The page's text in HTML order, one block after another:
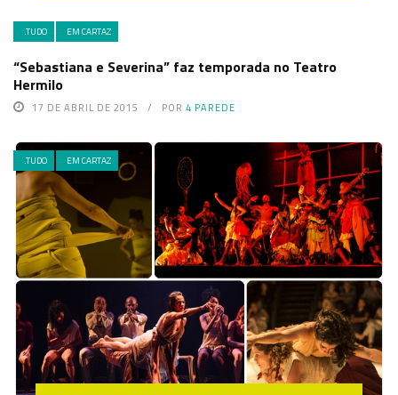
.TUDO EM CARTAZ
“Sebastiana e Severina” faz temporada no Teatro
Hermilo
17 DE ABRIL DE 2015 POR 4 PAREDE
.TUDO EM CARTAZ